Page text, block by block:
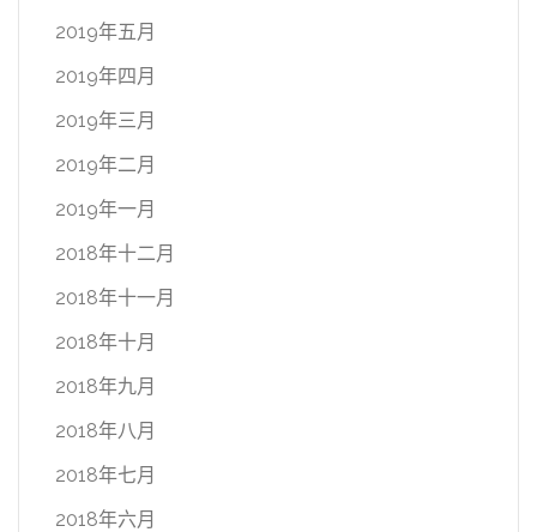
2019年五月
2019年四月
2019年三月
2019年二月
2019年一月
2018年十二月
2018年十一月
2018年十月
2018年九月
2018年八月
2018年七月
2018年六月